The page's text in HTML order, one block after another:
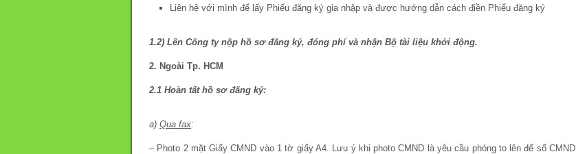
Liên hệ với mình để lấy Phiếu đăng ký gia nhập và được hướng dẫn cách điền Phiếu đăng ký
1.2) Lên Công ty nộp hồ sơ đăng ký, đóng phí và nhận Bộ tài liệu khởi động.
2. Ngoài Tp. HCM
2.1 Hoàn tất hồ sơ đăng ký:
a) Qua fax:
– Photo 2 mặt Giấy CMND vào 1 tờ giấy A4. Lưu ý khi photo CMND là yêu cầu phóng to lên để số CMND